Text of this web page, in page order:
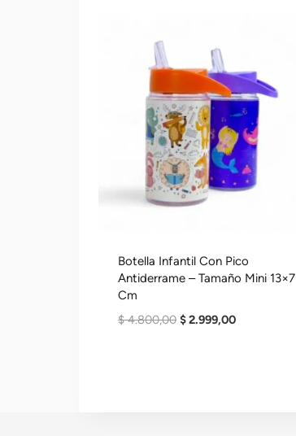
Botella Infantil Con Pico
Antiderrame – Tamaño Mini 13×7
Cm
$4.800,00 El
$2.999,00El